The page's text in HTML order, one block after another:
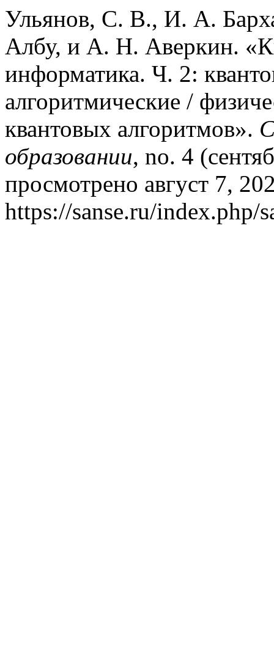
Ульянов, С. В., И. А.
Албу, и А. Н. Аверкин.
информатика. Ч. 2:
алгоритмические /
квантовых алгоритмов».
образовании, no. 4
просмотрено август 7,
https://sanse.ru/index.php/